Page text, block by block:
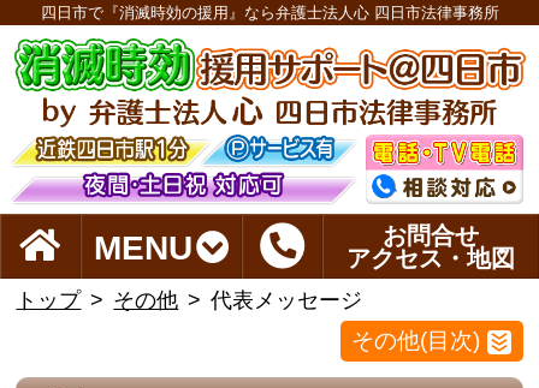
四日市で『消滅時効の援用』なら弁護士法人心 四日市法律事務所
MENU
お問合せ
アクセス・地図
トップ その他 代表メッセージ
その他(目次)